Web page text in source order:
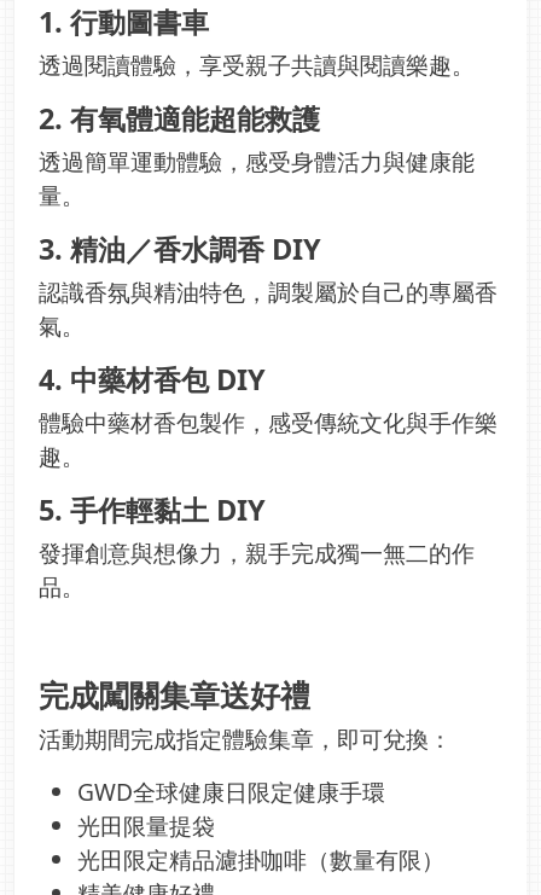
1. 行動圖書車
透過閱讀體驗，享受親子共讀與閱讀樂趣。
2. 有氧體適能超能救護
透過簡單運動體驗，感受身體活力與健康能
量。
3. 精油／香水調香 DIY
認識香氛與精油特色，調製屬於自己的專屬香
氣。
4. 中藥材香包 DIY
體驗中藥材香包製作，感受傳統文化與手作樂
趣。
5. 手作輕黏土 DIY
發揮創意與想像力，親手完成獨一無二的作
品。
完成闖關集章送好禮
活動期間完成指定體驗集章，即可兌換：
GWD全球健康日限定健康手環
光田限量提袋
光田限定精品濾掛咖啡（數量有限）